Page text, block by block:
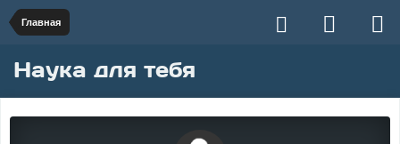
Главная
Наука для тебя